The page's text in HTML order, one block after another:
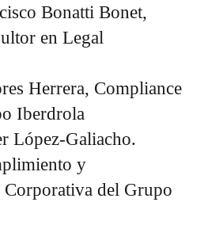
Bonatti Bonet,
en Legal
Herrera, Compliance
Iberdrola
López-Galiacho.
y
Corporativa del Grupo